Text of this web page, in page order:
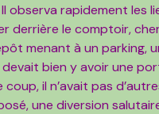
observa rapidement les
derrière le comptoir,
menant à un parking,
bien y avoir une
coup, il n’avait pas
une diversion